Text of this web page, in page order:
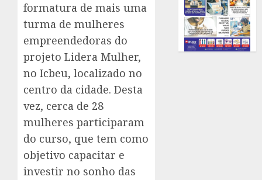
formatura de mais uma
turma de mulheres
empreendedoras do
projeto Lidera Mulher,
no Icbeu, localizado no
centro da cidade. Desta
vez, cerca de 28
mulheres participaram
do curso, que tem como
objetivo capacitar e
investir no sonho das